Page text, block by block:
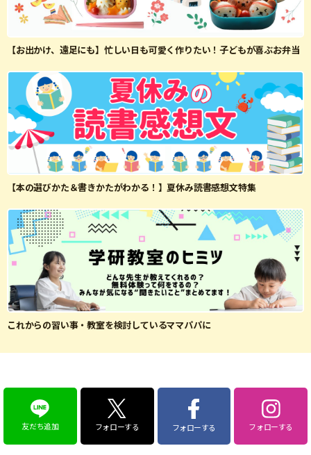
【お出かけ、遠足にも】忙しい日も可愛く作りたい！子どもが喜ぶお弁当
【本の選びかた＆書きかたがわかる！】夏休み読書感想文特集
これからの習い事・教室を検討しているママパパに
友だち追加 フォローする フォローする フォローする